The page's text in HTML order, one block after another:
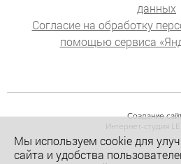
данных
Согласие на обработку
помощью сервиса
Создание
Интернет-студия
Мы используем cookie для
сайта и удобства